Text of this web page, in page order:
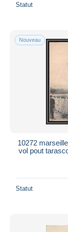
Statut
Nouveau
10272
vol pout
Statut